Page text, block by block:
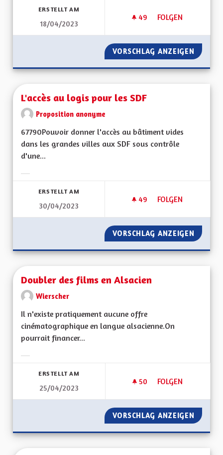
ERSTELLT AM
18/04/2023
49 49 FOLLOWER
FOLGEN
POUR UNE
VORSCHLAG ANZEIGEN POUR
L'accès au logis pour les SDF
Proposition anonyme
67790Pouvoir donner l'accès au bâtiment vides
dans les grandes villes aux SDF sous contrôle
d'une...
ERSTELLT AM
30/04/2023
49 49 FOLLOWER
FOLGEN
L'ACCÈS AU LOGIS
VORSCHLAG ANZEIGEN
Doubler des films en Alsacien
Wierscher
Il n'existe pratiquement aucune offre
cinématographique en langue alsacienne.On
pourrait financer...
ERSTELLT AM
25/04/2023
50 50 FOLLOWER
FOLGEN
DOUBLER DES
VORSCHLAG ANZEIGEN